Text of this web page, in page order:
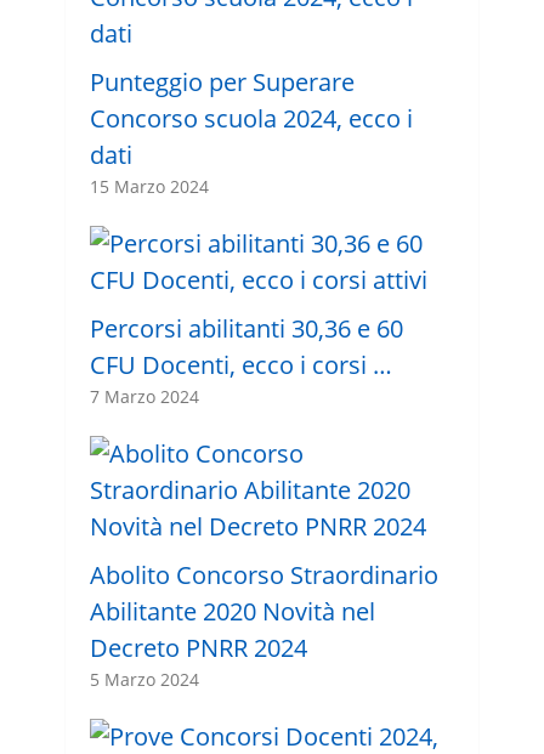
Punteggio per Superare
Concorso scuola 2024, ecco i
dati
15 Marzo 2024
Percorsi abilitanti 30,36 e 60
CFU Docenti, ecco i corsi …
7 Marzo 2024
Abolito Concorso Straordinario
Abilitante 2020 Novità nel
Decreto PNRR 2024
5 Marzo 2024